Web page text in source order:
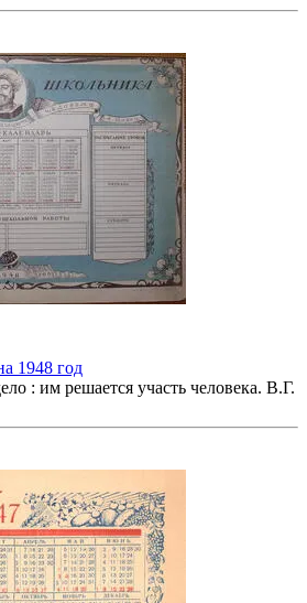
1948 год
: им решается участь человека. В.Г.